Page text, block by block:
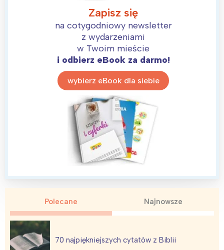
Zapisz się
na cotygodniowy newsletter
z wydarzeniami
w Twoim mieście
i odbierz eBook za darmo!
wybierz eBook dla siebie
Polecane Najnowsze
70 najpiękniejszych cytatów z Biblii